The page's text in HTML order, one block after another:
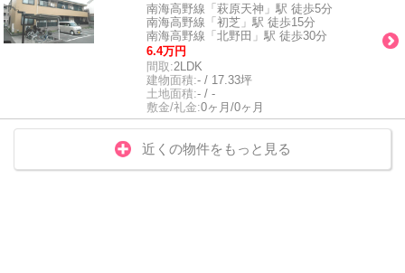
南海高野線「萩原天神」駅 徒歩5分
南海高野線「初芝」駅 徒歩15分
南海高野線「北野田」駅 徒歩30分
6.4万円
間取:2LDK
建物面積:- / 17.33坪
土地面積:- / -
敷金/礼金:0ヶ月/0ヶ月
近くの物件をもっと見る